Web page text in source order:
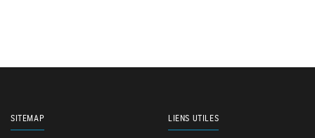
SITEMAP LIENS UTILES